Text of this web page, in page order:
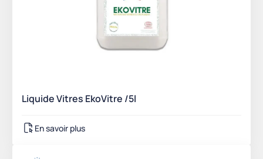
Liquide Vitres EkoVitre /5l
En savoir plus